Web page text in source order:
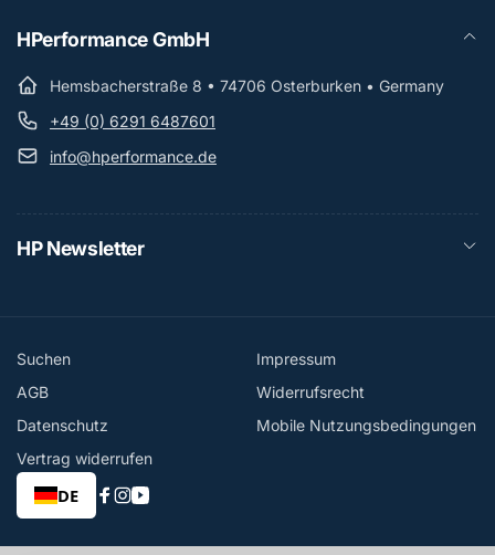
HPerformance GmbH
Hemsbacherstraße 8 • 74706 Osterburken • Germany
+49 (0) 6291 6487601
info@hperformance.de
HP Newsletter
Suchen
Impressum
AGB
Widerrufsrecht
Datenschutz
Mobile Nutzungsbedingungen
Vertrag widerrufen
DE
Facebook
Instagram
YouTube